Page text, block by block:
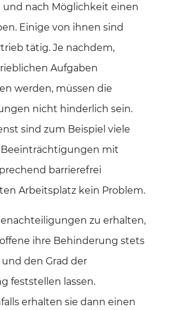
nach Möglichkeit einen
Einige von ihnen sind
tätig. Je nachdem,
Aufgaben
werden, müssen die
nicht hinderlich sein.
sind zum Beispiel viele
mit
barrierefrei
Arbeitsplatz kein Problem.
zu erhalten,
ihre Behinderung stets
den Grad der
feststellen lassen.
erhalten sie dann einen